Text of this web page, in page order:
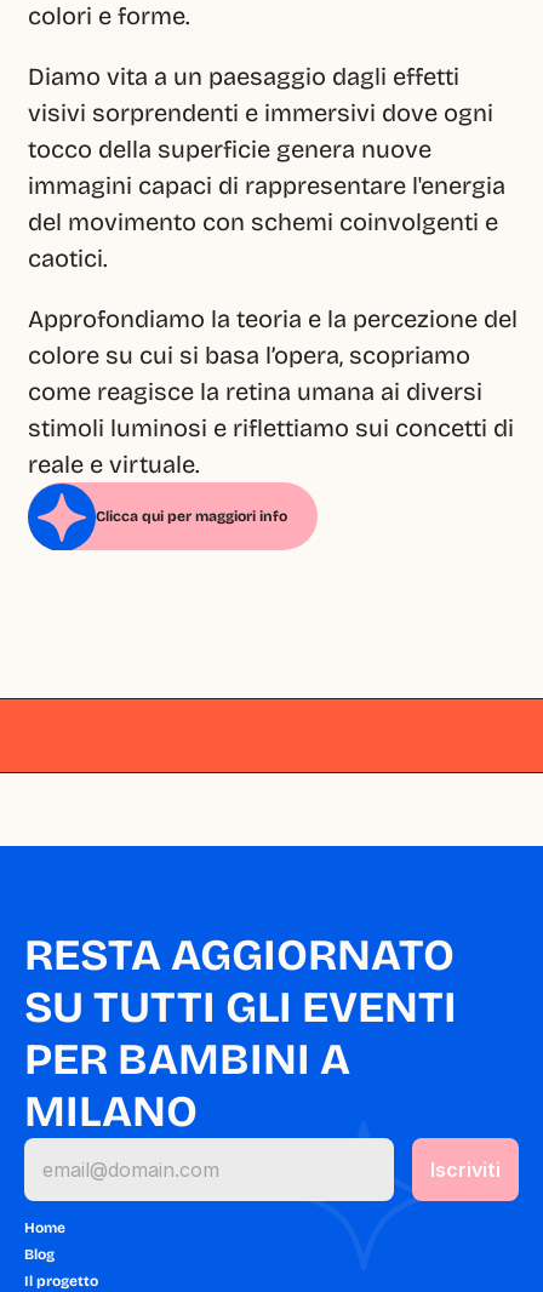
colori e forme.
Diamo vita a un paesaggio dagli effetti
visivi sorprendenti e immersivi dove ogni
tocco della superficie genera nuove
immagini capaci di rappresentare l'energia
del movimento con schemi coinvolgenti e
caotici.
Approfondiamo la teoria e la percezione del
colore su cui si basa l’opera, scopriamo
come reagisce la retina umana ai diversi
stimoli luminosi e riflettiamo sui concetti di
reale e virtuale.
Clicca qui per maggiori info
RESTA AGGIORNATO
SU TUTTI GLI EVENTI
PER BAMBINI A
MILANO
Home
Blog
Il progetto